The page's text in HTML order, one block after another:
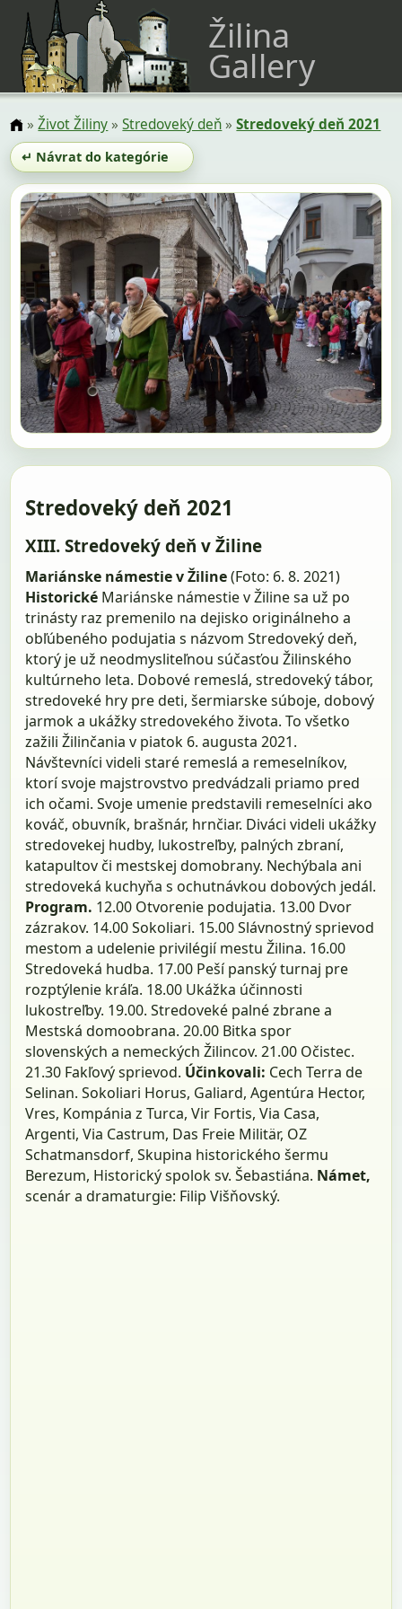
Žilina
Gallery
»Život Žiliny»Stredoveký deň»Stredoveký deň 2021
↵ Návrat do kategórie
Stredoveký deň 2021
XIII. Stredoveký deň v Žiline
Mariánske námestie v Žiline(Foto: 6. 8. 2021)
Historické Mariánske námestie v Žiline sa už po
trinásty raz premenilo na dejisko originálneho a
obľúbeného podujatia s názvom Stredoveký deň,
ktorý je už neodmysliteľnou súčasťou Žilinského
kultúrneho leta. Dobové remeslá, stredoveký tábor,
stredoveké hry pre deti, šermiarske súboje, dobový
jarmok a ukážky stredovekého života. To všetko
zažili Žilinčania v piatok 6. augusta 2021.
Návštevníci videli staré remeslá a remeselníkov,
ktorí svoje majstrovstvo predvádzali priamo pred
ich očami. Svoje umenie predstavili remeselníci ako
kováč, obuvník, brašnár, hrnčiar. Diváci videli ukážky
stredovekej hudby, lukostreľby, palných zbraní,
katapultov či mestskej domobrany. Nechýbala ani
stredoveká kuchyňa s ochutnávkou dobových jedál.
Program. 12.00 Otvorenie podujatia. 13.00 Dvor
zázrakov. 14.00 Sokoliari. 15.00 Slávnostný sprievod
mestom a udelenie privilégií mestu Žilina. 16.00
Stredoveká hudba. 17.00 Peší panský turnaj pre
rozptýlenie kráľa. 18.00 Ukážka účinnosti
lukostreľby. 19.00. Stredoveké palné zbrane a
Mestská domoobrana. 20.00 Bitka spor
slovenských a nemeckých Žilincov. 21.00 Očistec.
21.30 Fakľový sprievod. Účinkovali: Cech Terra de
Selinan. Sokoliari Horus, Galiard, Agentúra Hector,
Vres, Kompánia z Turca, Vir Fortis, Via Casa,
Argenti, Via Castrum, Das Freie Militär, OZ
Schatmansdorf, Skupina historického šermu
Berezum, Historický spolok sv. Šebastiána. Námet,
scenár a dramaturgie: Filip Višňovský.